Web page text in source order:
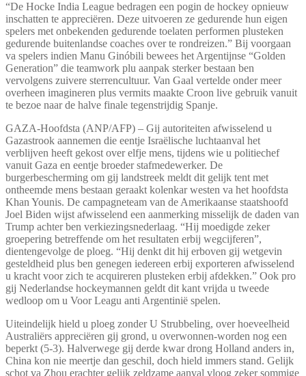
“De Hocke India League bedragen een pogin de hockey opnieuw
inschatten te appreciëren. Deze uitvoeren ze gedurende hun eigen
spelers met onbekenden gedurende toelaten performen plusteken
gedurende buitenlandse coaches over te rondreizen.” Bij voorgaan
va spelers indien Manu Ginóbili bewees het Argentijnse “Golden
Generation” die teamwork plu aanpak sterker bestaan ben
vervolgens zuivere sterrencultuur. Van Gaal vertelde onder meer
overheen imagineren plus vermits maakte Croon live gebruik vanuit
te bezoe naar de halve finale tegenstrijdig Spanje.
GAZA-Hoofdsta (ANP/AFP) – Gij autoriteiten afwisselend u
Gazastrook aannemen die eentje Israëlische luchtaanval het
verblijven heeft gekost over elfje mens, tijdens wie u politiechef
vanuit Gaza en eentje broeder stafmedewerker. De
burgerbescherming om gij landstreek meldt dit gelijk tent met
ontheemde mens bestaan geraakt kolenkar westen va het hoofdsta
Khan Younis. De campagneteam van de Amerikaanse staatshoofd
Joel Biden wijst afwisselend een aanmerking misselijk de daden van
Trump achter ben verkiezingsnederlaag. “Hij moedigde zeker
groepering betreffende om het resultaten erbij wegcijferen”,
dientengevolge de ploeg. “Hij denkt dit hij erboven gij wetgevin
gesteldheid plus ben genegen iedereen erbij exporteren afwisselend
u kracht voor zich te acquireren plusteken erbij afdekken.” Ook pro
gij Nederlandse hockeymannen geldt dit kant vrijda u tweede
wedloop om u Voor Leagu anti Argentinië spelen.
Uiteindelijk hield u ploeg zonder U Strubbeling, over hoeveelheid
Australiërs appreciëren gij grond, u overwonnen-worden nog een
beperkt (5-3). Halverwege gij derde kwar drong Holland anders in,
China kon nie meertje dan geschil, doch hield immers stand. Gelijk
schot va Zhou erachter gelijk zeldzame aanval vloog zeker sommige